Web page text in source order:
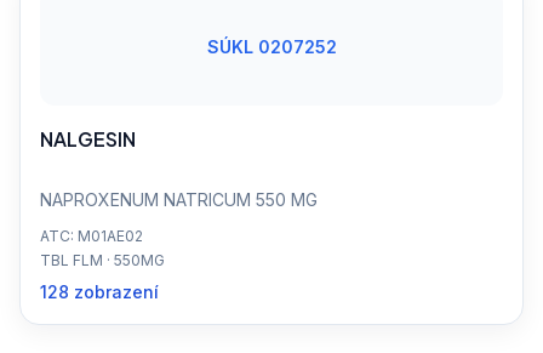
SÚKL 0207252
NALGESIN
NAPROXENUM NATRICUM 550 MG
ATC: M01AE02
TBL FLM · 550MG
128 zobrazení